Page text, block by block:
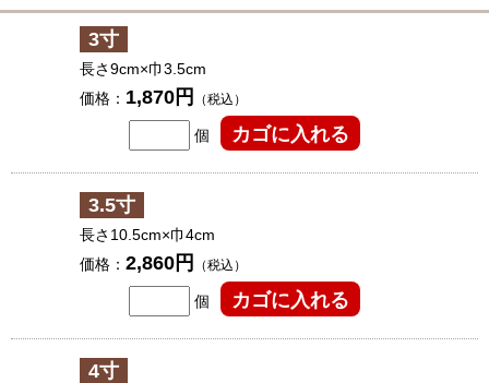
3寸
長さ9cm×巾3.5cm
価格： 1,870円 （税込）
個
3.5寸
長さ10.5cm×巾4cm
価格： 2,860円 （税込）
個
4寸